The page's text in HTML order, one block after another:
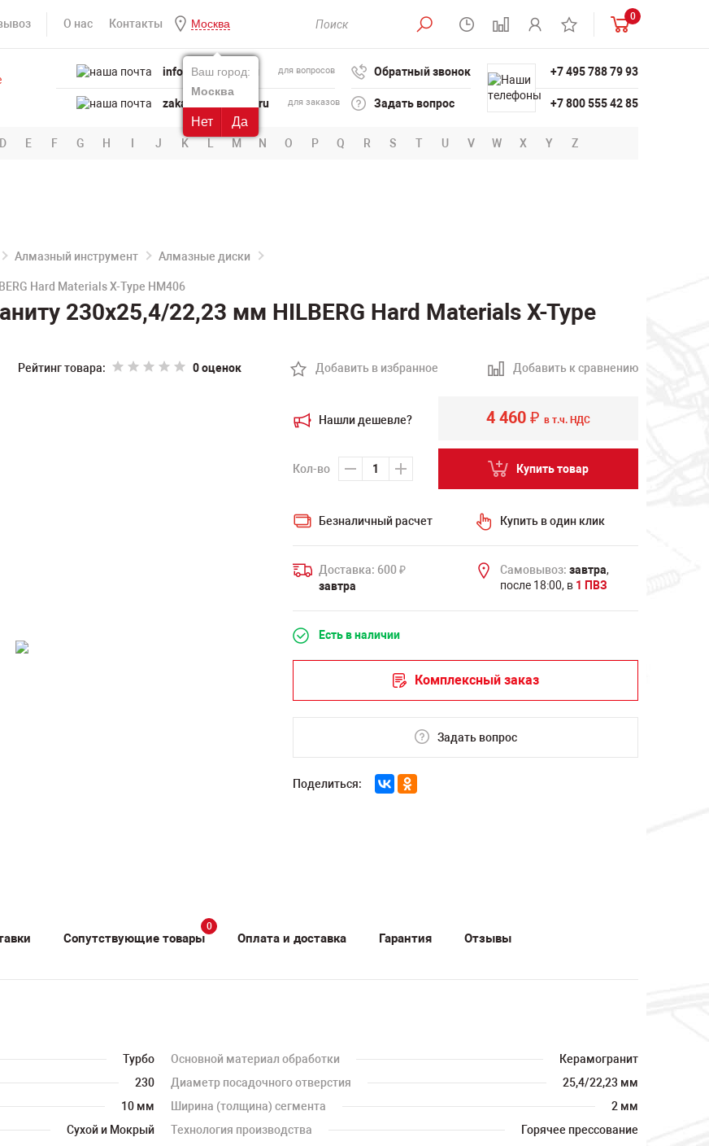
О нас Контакты Москва
Ваш город:
Москва
Нет Да
0
info@powertool.ru для вопросов
zakaz@powertool.ru для заказов
Обратный звонок
Задать вопрос
+7 495 788 79 93
+7 800 555 42 85
D E F G H I J K L M N O P Q R S T U V W X Y Z
Алмазный инструмент Алмазные диски
Hard Materials X-Type HM406
230х25,4/22,23 мм HILBERG Hard Materials X-Type
Рейтинг товара: 0 оценок Добавить в избранное Добавить к сравнению
Нашли дешевле?
Кол-во
4 460 ₽ в т.ч. НДС
Купить товар
Безналичный расчет Купить в один клик
Доставка: 600 ₽
завтра
Самовывоз: завтра,
после 18:00, в 1 ПВЗ
Есть в наличии
Комплексный заказ
Задать вопрос
Поделиться:
Сопутствующие товары
0
Оплата и доставка Гарантия Отзывы
Турбо Основной материал обработки
Керамогранит
230 Диаметр посадочного отверстия
25,4/22,23 мм
10 мм Ширина (толщина) сегмента
2 мм
Сухой и Мокрый Технология производства
Горячее прессование